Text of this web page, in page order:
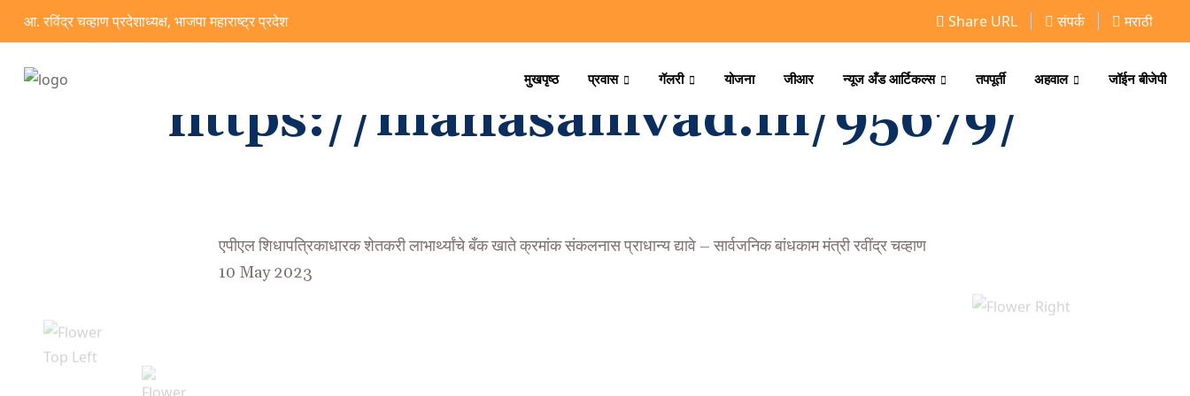
आ. रविंद्र चव्हाण प्रदेशाध्यक्ष, भाजपा महाराष्ट्र प्रदेश Share URL संपर्क मराठी
मुखपृष्ठ प्रवास गॅलरी योजना जीआर न्यूज अँड आर्टिकल्स तपपूर्ती अहवाल जॉईन बीजेपी
https://mahasamvad.in/95679/
एपीएल शिधापत्रिकाधारक शेतकरी लाभार्थ्यांचे बँक खाते क्रमांक संकलनास प्राधान्य द्यावे – सार्वजनिक बांधकाम मंत्री रवींद्र चव्हाण
10 May 2023